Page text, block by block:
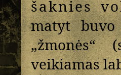
šaknies
matyt
„žmonės“
veikiamas